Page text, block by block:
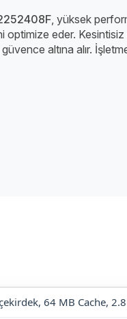
, yüksek
optimize eder.
altına alır.
64 MB Cache,